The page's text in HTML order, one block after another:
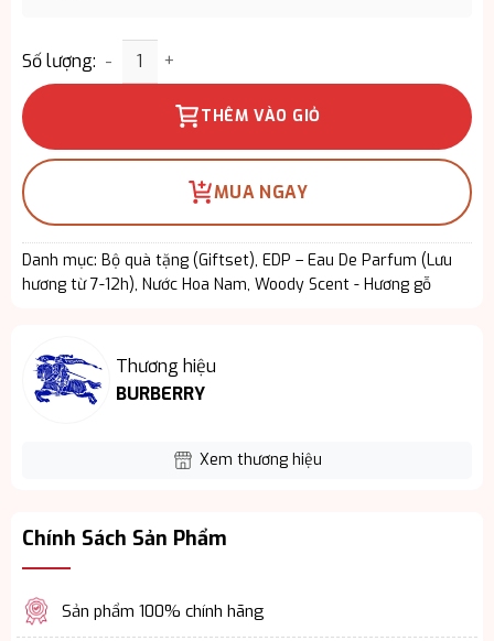
Số lượng: Giftset Burberry Men's Hero EDP 3PCS - Mùi
THÊM VÀO GIỎ
MUA NGAY
Danh mục: Bộ quà tặng (Giftset), EDP – Eau De Parfum (Lưu
hương từ 7-12h), Nước Hoa Nam, Woody Scent - Hương gỗ
Thương hiệu
BURBERRY
Xem thương hiệu
Chính Sách Sản Phẩm
Sản phẩm 100% chính hãng